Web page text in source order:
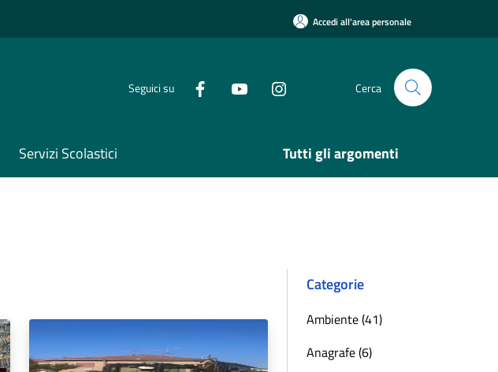
Accedi all'area personale
Seguici su Cerca
Servizi Scolastici Tutti gli argomenti
Categorie
Ambiente (41)
Anagrafe (6)